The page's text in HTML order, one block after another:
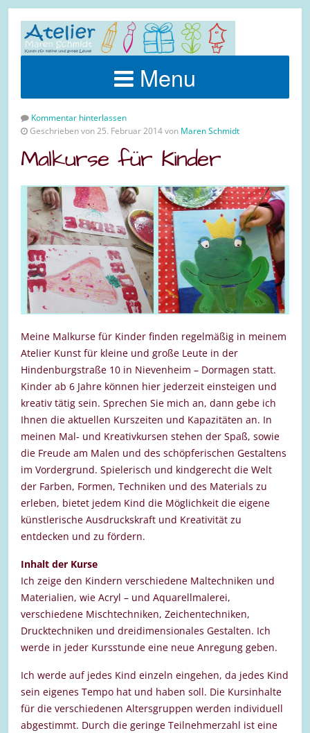
Menu
Kommentar hinterlassen
Geschrieben von 25. Februar 2014 von Maren Schmidt
Malkurse für Kinder
Meine Malkurse für Kinder finden regelmäßig in meinem
Atelier Kunst für kleine und große Leute in der
Hindenburgstraße 10 in Nievenheim – Dormagen statt.
Kinder ab 6 Jahre können hier jederzeit einsteigen und
kreativ tätig sein. Sprechen Sie mich an, dann gebe ich
Ihnen die aktuellen Kurszeiten und Kapazitäten an. In
meinen Mal- und Kreativkursen stehen der Spaß, sowie
die Freude am Malen und des schöpferischen Gestaltens
im Vordergrund. Spielerisch und kindgerecht die Welt
der Farben, Formen, Techniken und des Materials zu
erleben, bietet jedem Kind die Möglichkeit die eigene
künstlerische Ausdruckskraft und Kreativität zu
entdecken und zu fördern.
Inhalt der Kurse
Ich zeige den Kindern verschiedene Maltechniken und
Materialien, wie Acryl – und Aquarellmalerei,
verschiedene Mischtechniken, Zeichentechniken,
Drucktechniken und dreidimensionales Gestalten. Ich
werde in jeder Kursstunde eine neue Anregung geben.
Ich werde auf jedes Kind einzeln eingehen, da jedes Kind
sein eigenes Tempo hat und haben soll. Die Kursinhalte
für die verschiedenen Altersgruppen werden individuell
abgestimmt. Durch die geringe Teilnehmerzahl ist eine